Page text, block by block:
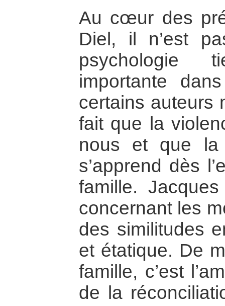
Au cœur des
Diel, il n’est
psychologie
importante
certains auteurs
fait que la
nous et que la
s’apprend dès
famille.
concernant les
des similitudes
et étatique. De
famille, c’est
de la